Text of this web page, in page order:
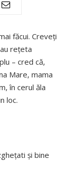
făcui. Creveți
rețeta
– cred că,
Mare, mama
în cerul ăla
loc.
și bine